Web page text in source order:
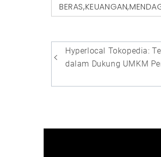
BERAS,KEUANGAN,
Navigasi
pos
Hyperlocal Tokopedia:
dalam Dukung UMKM